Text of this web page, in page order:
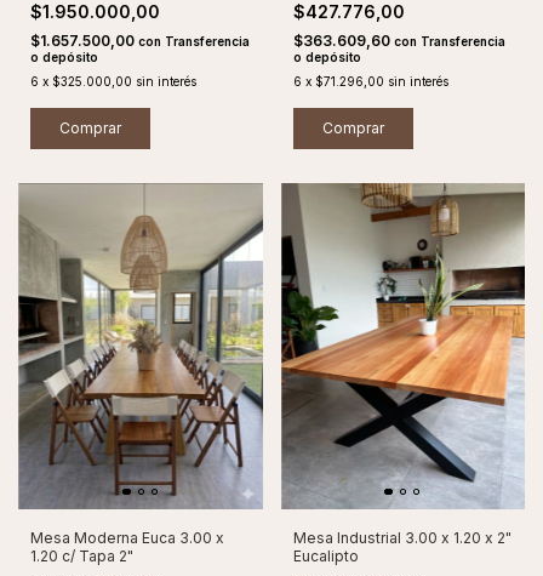
$1.950.000,00
$1.657.500,00 con Transferencia
o depósito
6 x $325.000,00 sin interés
$427.776,00
$363.609,60 con Transferencia
o depósito
6 x $71.296,00 sin interés
Comprar
Mesa Moderna Euca 3.00 x
1.20 c/ Tapa 2"
Mesa Industrial 3.00 x 1.20 x 2"
Eucalipto